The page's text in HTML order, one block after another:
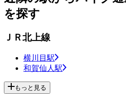
を探す
ＪＲ北上線
横川目駅
和賀仙人駅
もっと見る